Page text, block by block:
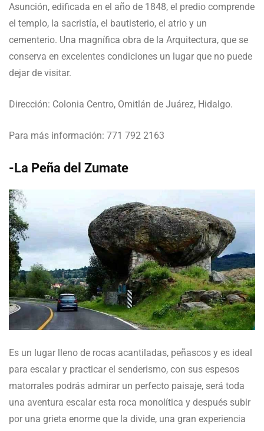
Asunción, edificada en el año de 1848, el predio comprende
el templo, la sacristía, el bautisterio, el atrio y un
cementerio. Una magnífica obra de la Arquitectura, que se
conserva en excelentes condiciones un lugar que no puede
dejar de visitar.
Dirección: Colonia Centro, Omitlán de Juárez, Hidalgo.
Para más información: 771 792 2163
-La Peña del Zumate
Es un lugar lleno de rocas acantiladas, peñascos y es ideal
para escalar y practicar el senderismo, con sus espesos
matorrales podrás admirar un perfecto paisaje, será toda
una aventura escalar esta roca monolítica y después subir
por una grieta enorme que la divide, una gran experiencia